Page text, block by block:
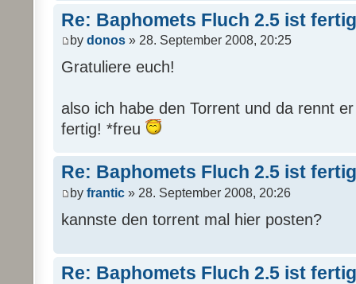
Re: Baphomets Fluch 2.5 ist fertig
by donos » 28. September 2008, 20:25
Gratuliere euch!
also ich habe den Torrent und da rennt
fertig! *freu
Re: Baphomets Fluch 2.5 ist fertig
by frantic » 28. September 2008, 20:26
kannste den torrent mal hier posten?
Re: Baphomets Fluch 2.5 ist fertig